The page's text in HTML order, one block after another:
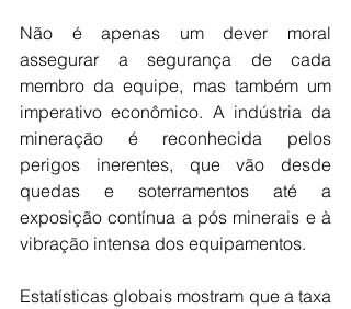
Não é apenas um dever moral
assegurar a segurança de cada
membro da equipe, mas também um
imperativo econômico. A indústria da
mineração é reconhecida pelos
perigos inerentes, que vão desde
quedas e soterramentos até a
exposição contínua a pós minerais e à
vibração intensa dos equipamentos.
Estatísticas globais mostram que a taxa